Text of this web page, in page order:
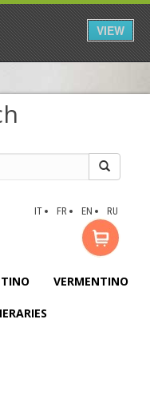
VIEW
IT FR EN RU
VERMENTINO